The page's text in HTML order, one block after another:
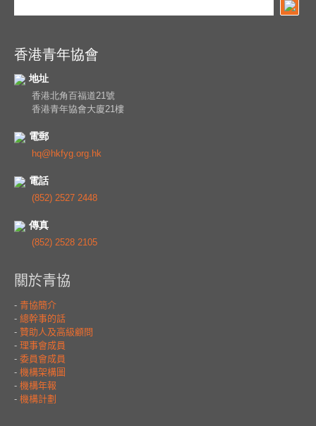
香港青年協會
地址
香港北角百福道21號
香港青年協會大廈21樓
電郵
hq@hkfyg.org.hk
電話
(852) 2527 2448
傳真
(852) 2528 2105